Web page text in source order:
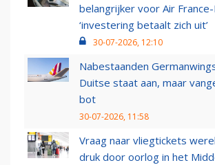
belangrijker voor Air France-
‘investering betaalt zich uit’
30-07-2026, 12:10
Nabestaanden
Duitse staat aan, maar
bot
30-07-2026, 11:58
Vraag naar vliegtickets
druk door oorlog in het